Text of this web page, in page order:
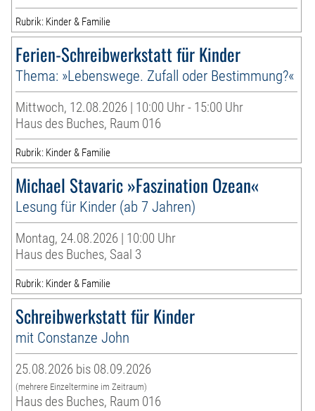
Rubrik: Kinder & Familie
Ferien-Schreibwerkstatt für Kinder
Thema: »Lebenswege. Zufall oder Bestimmung?«
Mittwoch, 12.08.2026 | 10:00 Uhr - 15:00 Uhr
Haus des Buches, Raum 016
Rubrik: Kinder & Familie
Michael Stavaric »Faszination Ozean«
Lesung für Kinder (ab 7 Jahren)
Montag, 24.08.2026 | 10:00 Uhr
Haus des Buches, Saal 3
Rubrik: Kinder & Familie
Schreibwerkstatt für Kinder
mit Constanze John
25.08.2026 bis 08.09.2026
(mehrere Einzeltermine im Zeitraum)
Haus des Buches, Raum 016